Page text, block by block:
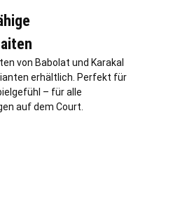
von Babolat und Karakal
erhältlich. Perfekt für
– für alle
auf dem Court.